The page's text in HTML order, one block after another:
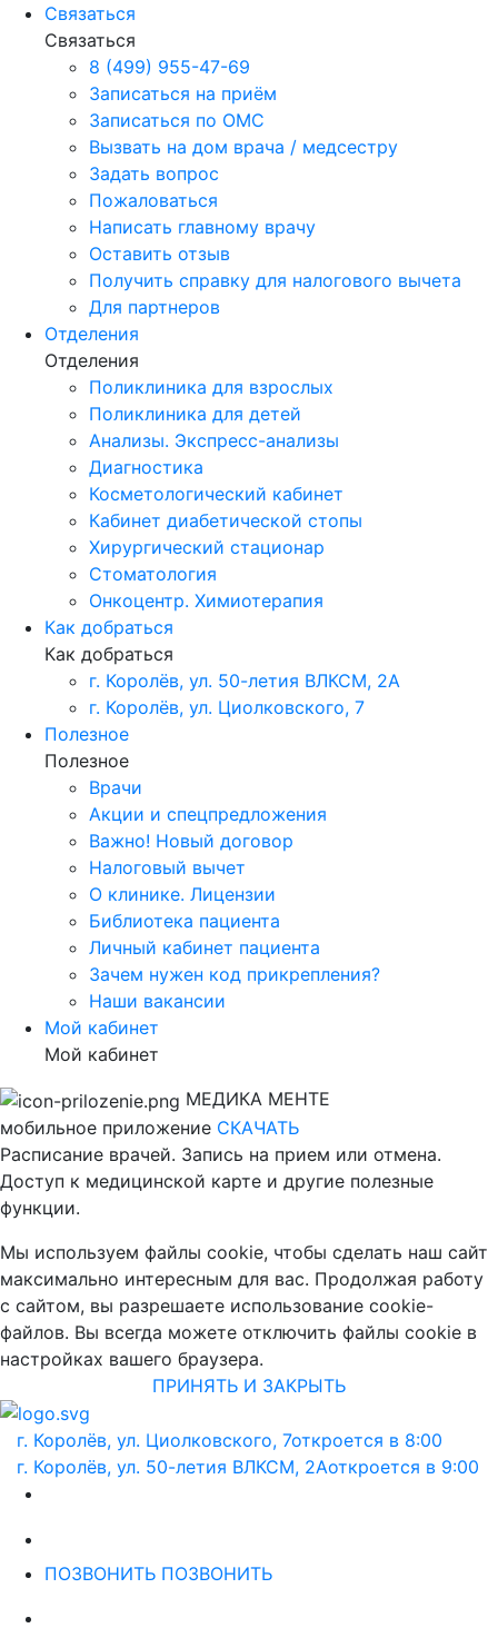
Связаться
Связаться
8 (499) 955-47-69
Записаться на приём
Записаться по ОМС
Вызвать на дом врача / медсестру
Задать вопрос
Пожаловаться
Написать главному врачу
Оставить отзыв
Получить справку для налогового вычета
Для партнеров
Отделения
Отделения
Поликлиника для взрослых
Поликлиника для детей
Анализы. Экспресс-анализы
Диагностика
Косметологический кабинет
Кабинет диабетической стопы
Хирургический стационар
Стоматология
Онкоцентр. Химиотерапия
Как добраться
Как добраться
г. Королёв, ул. 50-летия ВЛКСМ, 2А
г. Королёв, ул. Циолковского, 7
Полезное
Полезное
Врачи
Акции и спецпредложения
Важно! Новый договор
Налоговый вычет
О клинике. Лицензии
Библиотека пациента
Личный кабинет пациента
Зачем нужен код прикрепления?
Наши вакансии
Мой кабинет
Мой кабинет
МЕДИКА МЕНТЕ
мобильное приложение СКАЧАТЬ
Расписание врачей. Запись на прием или отмена.
Доступ к медицинской карте и другие полезные
функции.
Мы используем файлы cookie, чтобы сделать наш сайт
максимально интересным для вас. Продолжая работу
с сайтом, вы разрешаете использование cookie-
файлов. Вы всегда можете отключить файлы cookie в
настройках вашего браузера.
ПРИНЯТЬ И ЗАКРЫТЬ
г. Королёв, ул. Циолковского, 7откроется в 8:00
г. Королёв, ул. 50-летия ВЛКСМ, 2Аоткроется в 9:00
ПОЗВОНИТЬ ПОЗВОНИТЬ